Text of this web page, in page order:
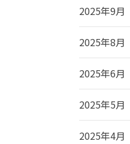
2025年9月
2025年8月
2025年6月
2025年5月
2025年4月